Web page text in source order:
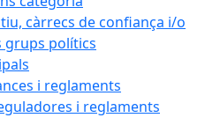
càrrecs de confiança i/o
grups polítics
i reglaments
i reglaments